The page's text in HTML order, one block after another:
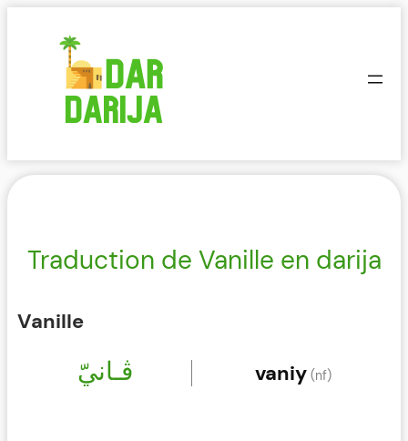
Traduction de Vanille en darija
Vanille
ﭬـانيّ vaniy(nf)